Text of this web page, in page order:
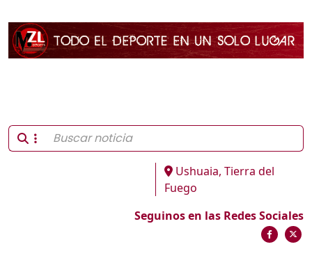
Ushuaia, Tierra del
Fuego
Seguinos en las Redes Sociales